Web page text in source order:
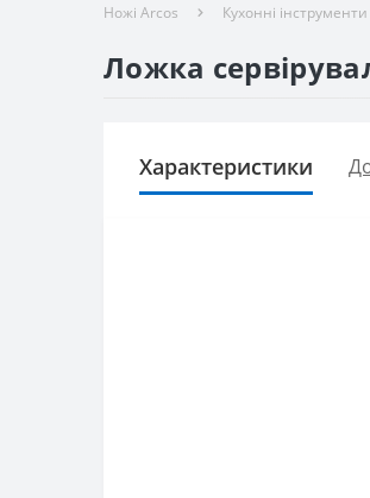
Ножі Arcos Кухонні інструменти
Ложка
Характеристики